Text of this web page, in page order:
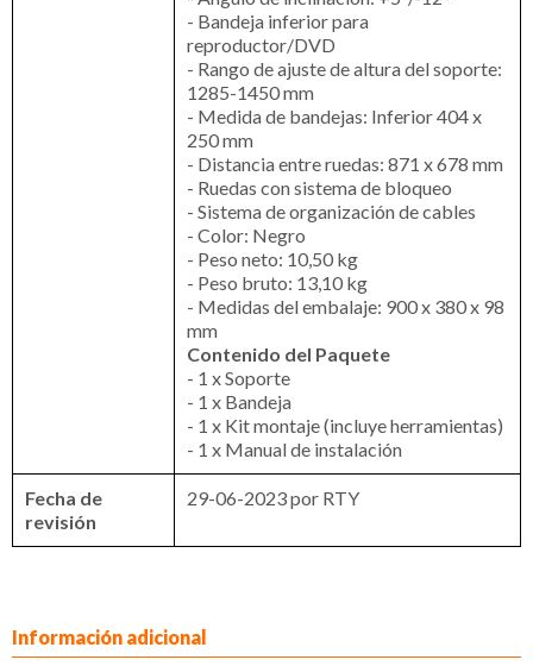
- Bandeja inferior para
reproductor/DVD
- Rango de ajuste de altura del soporte:
1285-1450 mm
- Medida de bandejas: Inferior 404 x
250 mm
- Distancia entre ruedas: 871 x 678 mm
- Ruedas con sistema de bloqueo
- Sistema de organización de cables
- Color: Negro
- Peso neto: 10,50 kg
- Peso bruto: 13,10 kg
- Medidas del embalaje: 900 x 380 x 98
mm
Contenido del Paquete
- 1 x Soporte
- 1 x Bandeja
- 1 x Kit montaje (incluye herramientas)
- 1 x Manual de instalación
Fecha de
revisión
29-06-2023 por RTY
Información adicional